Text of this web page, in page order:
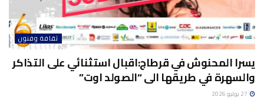
ثقافة وفنون
يسرا المحنوش في قرطاج:اقبال استثنائي على التذاكر
والسهرة في طريقها الى “الصولد اوت”